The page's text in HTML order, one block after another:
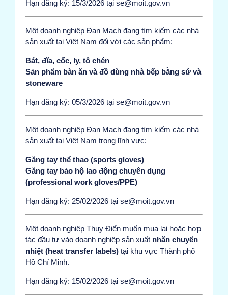
Hạn đăng ký: 15/3/2026 tại se@moit.gov.vn
Một doanh nghiệp Đan Mạch đang tìm kiếm các nhà
sản xuất tại Việt Nam đối với các sản phẩm:
Bát, đĩa, cốc, ly, tô chén
Sản phẩm bàn ăn và đồ dùng nhà bếp bằng sứ và
stoneware
Hạn đăng ký: 05/3/2026 tại se@moit.gov.vn
Một doanh nghiệp Đan Mạch đang tìm kiếm các nhà
sản xuất tại Việt Nam trong lĩnh vực:
Găng tay thể thao (sports gloves)
Găng tay bảo hộ lao động chuyên dụng
(professional work gloves/PPE)
Hạn đăng ký: 25/02/2026 tại se@moit.gov.vn
Một doanh nghiệp Thụy Điển muốn mua lại hoặc hợp
tác đầu tư vào doanh nghiệp sản xuất nhãn chuyển
nhiệt (heat transfer labels) tại khu vực Thành phố
Hồ Chí Minh.
Hạn đăng ký: 15/02/2026 tại se@moit.gov.vn